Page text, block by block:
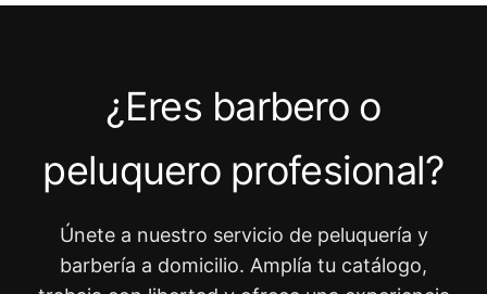
¿Eres barbero o
peluquero profesional?
Únete a nuestro servicio de peluquería y
barbería a domicilio. Amplía tu catálogo,